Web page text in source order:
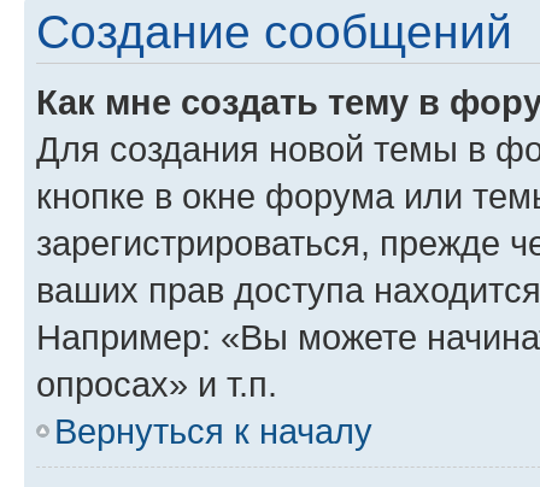
Создание сообщений
Как мне создать тему в
Для создания новой темы в
кнопке в окне форума или
зарегистрироваться, прежде
ваших прав доступа
Например: «Вы можете
опросах» и т.п.
Вернуться к началу